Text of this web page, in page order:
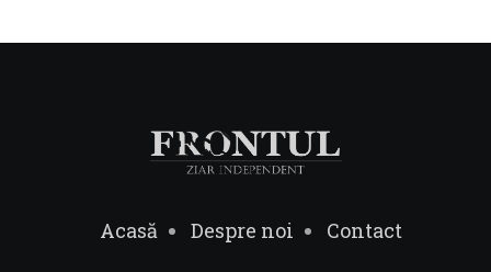
Acasă Despre noi Contact